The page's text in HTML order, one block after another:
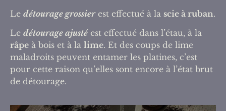
Le détourage grossierest effectué à la scie à ruban.
Le détourage ajustéest effectué dans l’étau, à la
râpe à bois et à la lime. Et des coups de lime
maladroits peuvent entamer les platines, c’est
pour cette raison qu’elles sont encore à l’état brut
de détourage.